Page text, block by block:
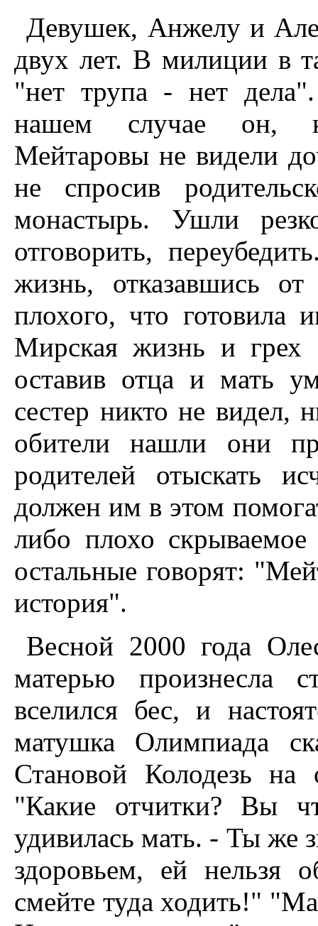
Девушек, Анжелу и
двух лет. В милиции в
"нет трупа - нет
нашем случае он,
Мейтаровы не видели
не спросив
монастырь. Ушли
отговорить,
жизнь, отказавшись
плохого, что
Мирская жизнь и
оставив отца и мать
сестер никто не видел,
обители нашли они
родителей отыскать
должен им в этом
либо плохо
остальные говорят:
история".
Весной 2000 года
матерью произнесла
вселился бес, и
матушка Олимпиада
Становой Колодезь
"Какие отчитки? Вы
удивилась мать. - Ты же
здоровьем, ей нельзя
смейте туда ходить!"